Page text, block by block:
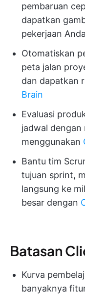
pembaruan
dapatkan
pekerjaan
Otomatiskan
peta jalan
dan dapatkan
Brain
Evaluasi
jadwal
menggunakan
Bantu tim
tujuan sprint,
langsung ke
besar dengan
Batasan
Kurva
banyaknya